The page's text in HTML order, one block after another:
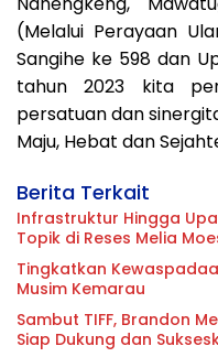
(Melalui Perayaan
Sangihe ke 598 dan
tahun 2023 kita
persatuan dan
Maju, Hebat dan
Berita Terkait
Infrastruktur Hingga
Topik di Reses Melia
Tingkatkan
Musim Kemarau
Sambut TIFF, Brandon
Siap Dukung dan